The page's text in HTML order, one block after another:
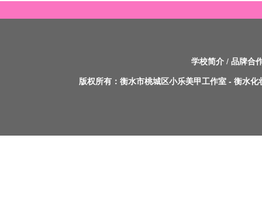
学校简介 / 品牌合
版权所有： 衡水市桃城区小乐美甲工作室- 衡水化